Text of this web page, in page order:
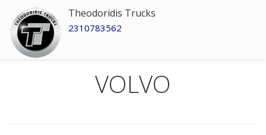
Theodoridis Trucks
2310783562
VOLVO